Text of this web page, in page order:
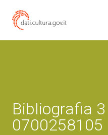
Bibliografia
0700258105